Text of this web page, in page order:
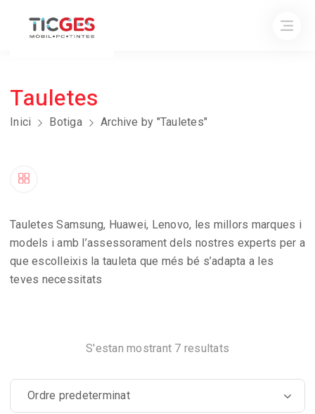
Tauletes
Inici Botiga Archive by "Tauletes"
Tauletes Samsung, Huawei, Lenovo, les millors marques i
models i amb l’assessorament dels nostres experts per a
que escolleixis la tauleta que més bé s’adapta a les
teves necessitats
S'estan mostrant 7 resultats